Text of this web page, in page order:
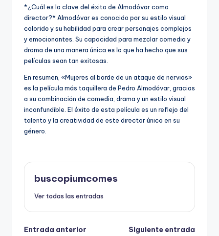
*¿Cuál es la clave del éxito de Almodóvar como
director?* Almodóvar es conocido por su estilo visual
colorido y su habilidad para crear personajes complejos
y emocionantes. Su capacidad para mezclar comedia y
drama de una manera única es lo que ha hecho que sus
películas sean tan exitosas.
En resumen, «Mujeres al borde de un ataque de nervios»
es la película más taquillera de Pedro Almodóvar, gracias
a su combinación de comedia, drama y un estilo visual
inconfundible. El éxito de esta película es un reflejo del
talento y la creatividad de este director único en su
género.
buscopiumcomes
Ver todas las entradas
Entrada anterior Siguiente entrada